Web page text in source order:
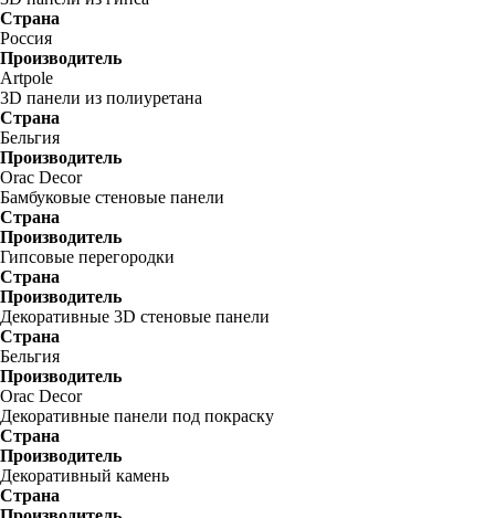
Страна
Россия
Производитель
Artpole
3D панели из полиуретана
Страна
Бельгия
Производитель
Orac Decor
Бамбуковые стеновые панели
Страна
Производитель
Гипсовые перегородки
Страна
Производитель
Декоративные 3D стеновые панели
Страна
Бельгия
Производитель
Orac Decor
Декоративные панели под покраску
Страна
Производитель
Декоративный камень
Страна